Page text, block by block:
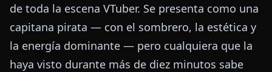
de toda la escena VTuber. Se presenta como una
capitana pirata — con el sombrero, la estética y
la energía dominante — pero cualquiera que la
haya visto durante más de diez minutos sabe